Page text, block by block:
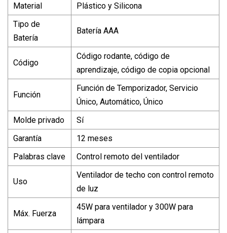
Material
Plástico y Silicona
Tipo de
Batería
Batería AAA
Código
Código rodante, código de
aprendizaje, código de copia opcional
Función
Función de Temporizador, Servicio
Único, Automático, Único
Molde privado
Sí
Garantía
12 meses
Palabras clave
Control remoto del ventilador
Uso
Ventilador de techo con control remoto
de luz
Máx. Fuerza
45W para ventilador y 300W para
lámpara